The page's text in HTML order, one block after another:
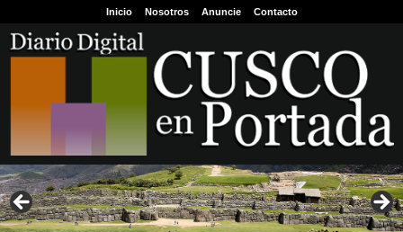
Inicio Nosotros Anuncie Contacto